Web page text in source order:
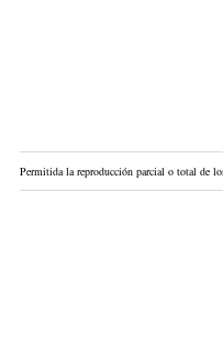
Permitida la reproducción parcial o total de